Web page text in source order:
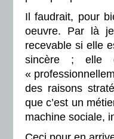
Il faudrait, pour
oeuvre. Par là
recevable si elle
sincère ; elle
«
des raisons
que c’est un
machine sociale,